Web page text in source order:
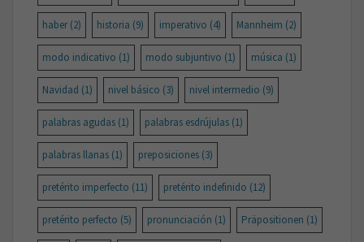
haber(2) historia (9) imperativo (4) Mannheim (2)
modo indicativo (1) modo subjuntivo (1) música (1)
Navidad (1) nivel básico (3) nivel intermedio (9)
palabras agudas (1) palabras esdrújulas (1)
palabras llanas (1) preposiciones (3)
pretérito imperfecto (11) pretérito indefinido (12)
pretérito perfecto (5) pronunciación (1) Präpositionen (1)